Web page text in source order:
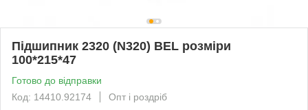
Підшипник 2320 (N320) BEL розміри
100*215*47
Готово до відправки
Код: 14410.92174
Опт і роздріб